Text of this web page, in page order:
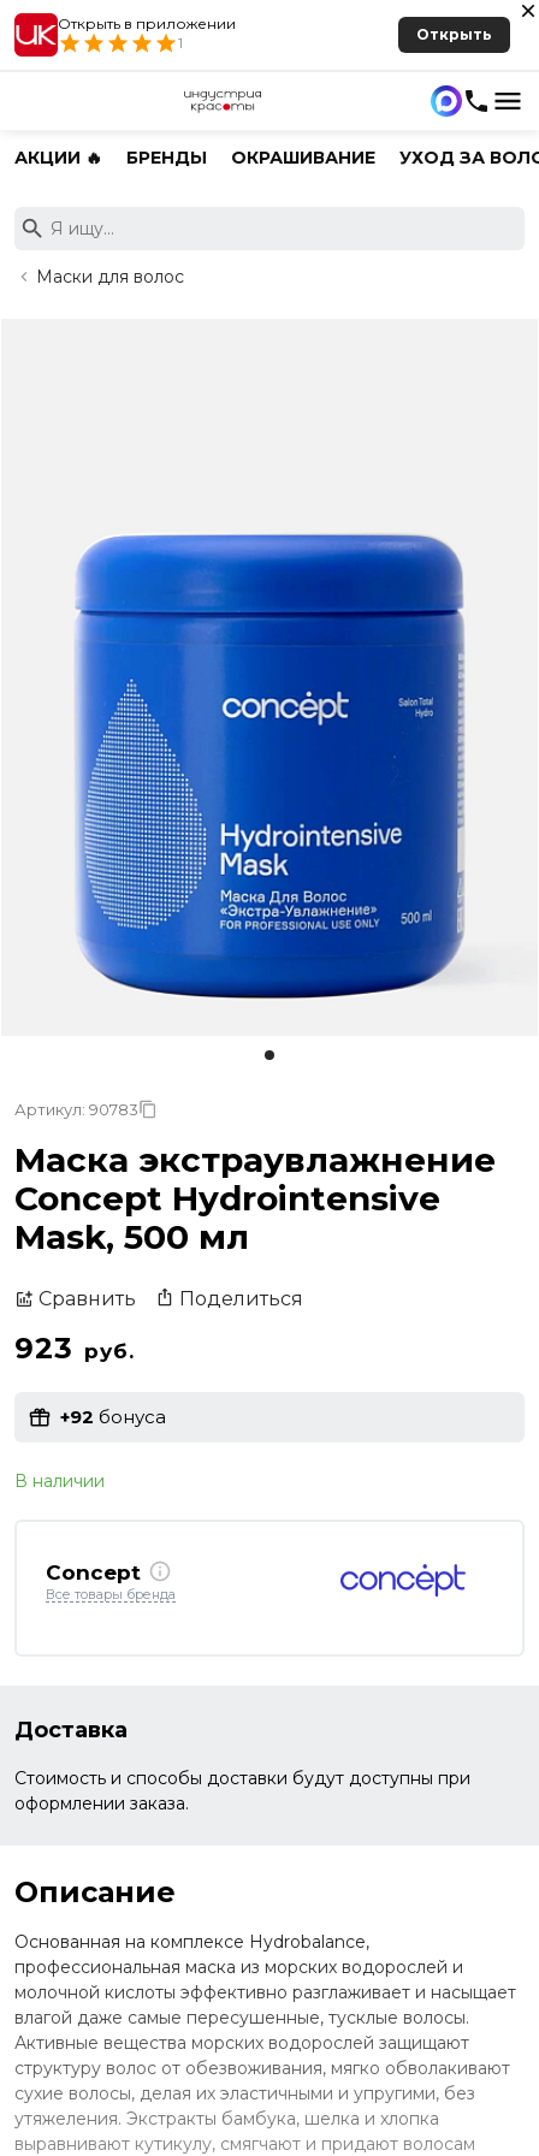
Открыть в приложении
1
Открыть
АКЦИИ 🔥 БРЕНДЫ ОКРАШИВАНИЕ УХОД ЗА
Маски для волос
Артикул: 90783
Маска экстраувлажнение
Concept Hydrointensive
Mask, 500 мл
Сравнить Поделиться
923 руб.
+92 бонуса
В наличии
Concept
Все товары бренда
Доставка
Стоимость и способы доставки будут доступны при
оформлении заказа.
Описание
Основанная на комплексе Hydrobalance,
профессиональная маска из морских водорослей и
молочной кислоты эффективно разглаживает и насыщает
влагой даже самые пересушенные, тусклые волосы.
Активные вещества морских водорослей защищают
структуру волос от обезвоживания, мягко обволакивают
сухие волосы, делая их эластичными и упругими, без
утяжеления. Экстракты бамбука, шелка и хлопка
выравнивают кутикулу, смягчают и придают волосам